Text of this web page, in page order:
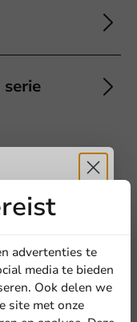
0 Reviews
0 Reviews
0 Reviews
advertenties te
media te bieden
Ook delen we
site met onze
5%
onze